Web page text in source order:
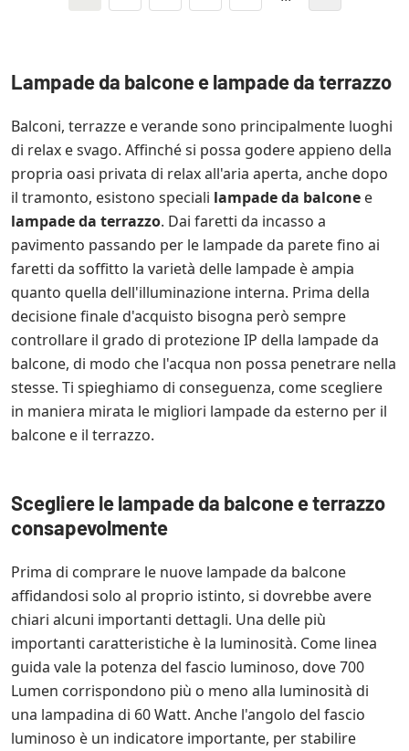
Lampade da balcone e lampade da terrazzo
Balconi, terrazze e verande sono principalmente luoghi
di relax e svago. Affinché si possa godere appieno della
propria oasi privata di relax all'aria aperta, anche dopo
il tramonto, esistono speciali lampade da balcone e
lampade da terrazzo. Dai faretti da incasso a
pavimento passando per le lampade da parete fino ai
faretti da soffitto la varietà delle lampade è ampia
quanto quella dell'illuminazione interna. Prima della
decisione finale d'acquisto bisogna però sempre
controllare il grado di protezione IP della lampade da
balcone, di modo che l'acqua non possa penetrare nella
stesse. Ti spieghiamo di conseguenza, come scegliere
in maniera mirata le migliori lampade da esterno per il
balcone e il terrazzo.
Scegliere le lampade da balcone e terrazzo
consapevolmente
Prima di comprare le nuove lampade da balcone
affidandosi solo al proprio istinto, si dovrebbe avere
chiari alcuni importanti dettagli. Una delle più
importanti caratteristiche è la luminosità. Come linea
guida vale la potenza del fascio luminoso, dove 700
Lumen corrispondono più o meno alla luminosità di
una lampadina di 60 Watt. Anche l'angolo del fascio
luminoso è un indicatore importante, per stabilire